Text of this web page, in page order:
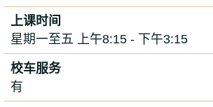
上课时间
星期一至五 上午8:15 - 下午3:15
校车服务
有